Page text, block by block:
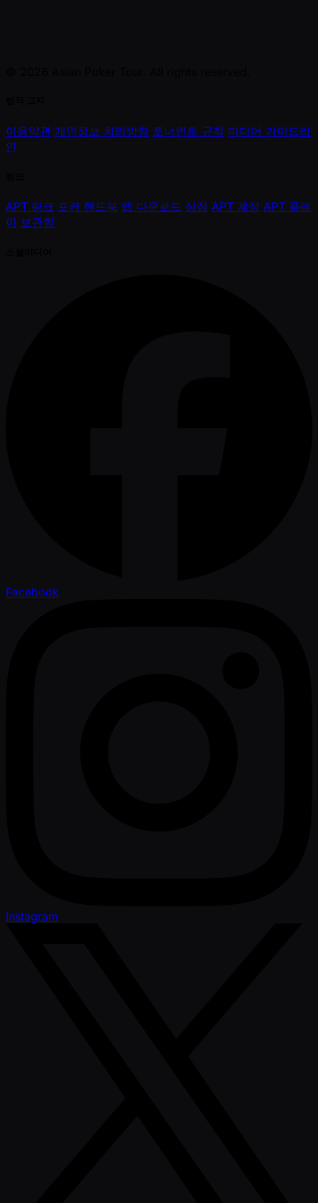
이용약관 개인정보 처리방침 토너먼트 규칙 미디어 가이드라
인
APT 링크 포커 핸드북 앱 다운로드 상점 APT 계정 APT 플레
이 보관함
Facebook
Instagram